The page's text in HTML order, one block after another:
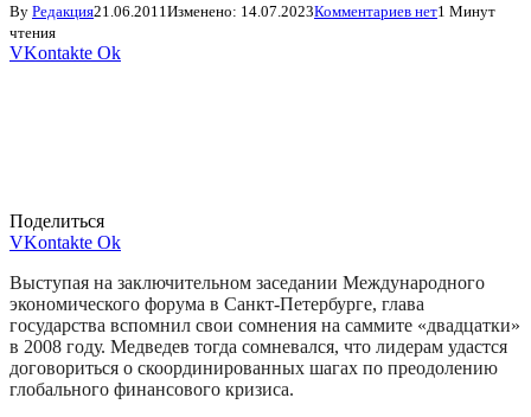
By Редакция21.06.2011 Изменено: 14.07.2023Комментариев нет1 Минут
чтения
VKontakte Ok
Поделиться
VKontakte Ok
Выступая на заключительном заседании Международного
экономического форума в Санкт-Петербурге, глава
государства вспомнил свои сомнения на саммите «двадцатки»
в 2008 году. Медведев тогда сомневался, что лидерам удастся
договориться о скоординированных шагах по преодолению
глобального финансового кризиса.